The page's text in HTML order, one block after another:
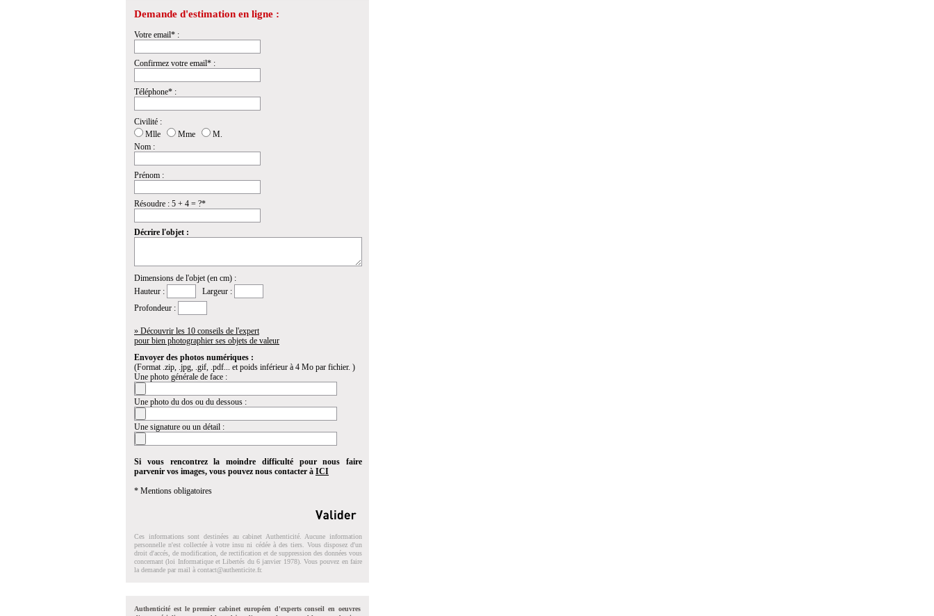
Demande d'estimation en ligne :
Votre email* :
Confirmez votre email* :
Téléphone* :
Civilité :
Mlle
Mme
M.
Nom :
Prénom :
Résoudre : 5 + 4 = ?*
Décrire l'objet :
Dimensions de l'objet (en cm) :
Hauteur :
Largeur :
Profondeur :
» Découvrir les 10 conseils de l'expert
pour bien photographier ses objets de valeur
Envoyer des photos numériques :
(Format .zip, .jpg, .gif, .pdf... et poids inférieur à 4 Mo par fichier. )
Une photo générale de face :
Une photo du dos ou du dessous :
Une signature ou un détail :
Si vous rencontrez la moindre difficulté pour nous faire
parvenir vos images, vous pouvez nous contacter à ICI
* Mentions obligatoires
Ces informations sont destinées au cabinet Authenticité. Aucune information
personnelle n'est collectée à votre insu ni cédée à des tiers. Vous disposez d'un
droit d'accés, de modification, de rectification et de suppression des données vous
concernant (loi Informatique et Libertés du 6 janvier 1978). Vous pouvez en faire
la demande par mail à contact@authenticite.fr.
Authenticité est le premier cabinet européen d'experts conseil en oeuvres